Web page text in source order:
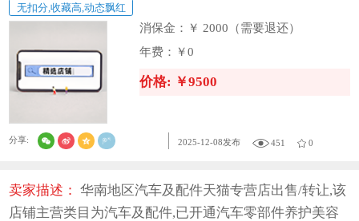
无扣分,收藏高,动态飘红
消保金：
￥ 2000（需要退还）
年费：
￥0
价格: ￥9500
分享: 2025-12-08发布 451 0
卖家描述： 华南地区汽车及配件天猫专营店出售/转让,该
店铺主营类目为汽车及配件,已开通汽车零部件养护美容